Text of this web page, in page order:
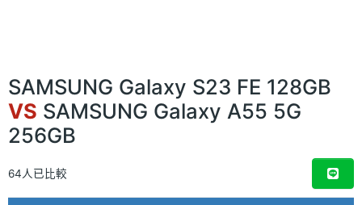
SAMSUNG Galaxy S23 FE 128GB
VS SAMSUNG Galaxy A55 5G
256GB
64人已比較